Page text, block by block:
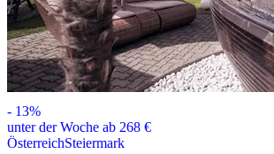
- 13%
unter der Woche ab 268 €
ÖsterreichSteiermark